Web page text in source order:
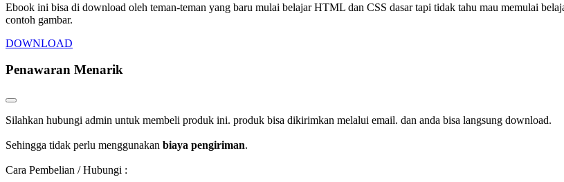
Ebook ini bisa di download oleh teman-teman yang baru mulai belajar HTML dan CSS dasar tapi tidak tahu mau memulai
contoh gambar.
DOWNLOAD
Penawaran Menarik
Silahkan hubungi admin untuk membeli produk ini. produk bisa dikirimkan melalui email. dan anda bisa langsung download.
Sehingga tidak perlu menggunakan biaya pengiriman.
Cara Pembelian / Hubungi :